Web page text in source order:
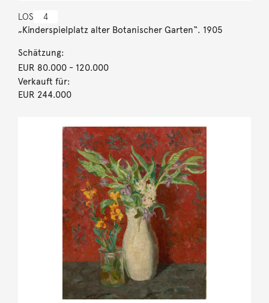
LOS 4
„Kinderspielplatz alter Botanischer Garten“. 1905
Schätzung:
EUR 80.000- 120.000
Verkauft für:
EUR 244.000